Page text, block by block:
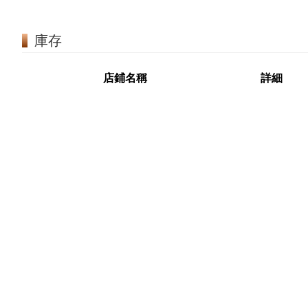
庫存
店鋪名稱 詳細